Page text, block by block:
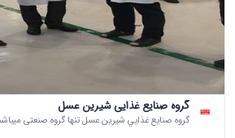
گروه صنايع غذايي شيرين عسل